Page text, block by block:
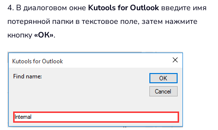
4. В диалоговом окне Kutools for Outlook введите имя
потерянной папки в текстовое поле, затем нажмите
кнопку «ОК».